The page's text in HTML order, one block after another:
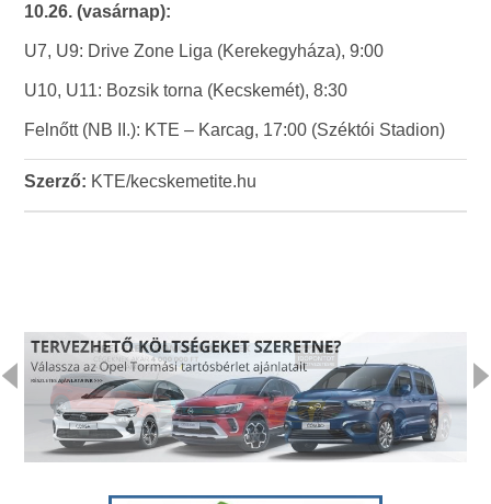
10.26. (vasárnap):
U7, U9: Drive Zone Liga (Kerekegyháza), 9:00
U10, U11: Bozsik torna (Kecskemét), 8:30
Felnőtt (NB II.): KTE – Karcag, 17:00 (Széktói Stadion)
Szerző: KTE/kecskemetite.hu